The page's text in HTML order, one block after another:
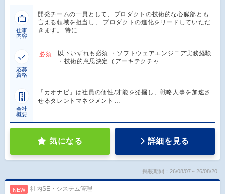
仕事
内容
開発チームの一員として、プロダクトの技術的な心臓部とも
言える領域を担当し、 プロダクトの進化をリードしていただ
きます。 特に…
応募
資格
必須
以下いずれも必須 ・ソフトウェアエンジニア実務経験
・技術的意思決定（アーキテクチャ…
会社
概要
「カオナビ」は社員の個性/才能を発掘し、戦略人事を加速さ
せるタレントマネジメント…
気になる 詳細を見る
掲載期間：26/08/07～26/08/20
NEW 社内SE・システム管理